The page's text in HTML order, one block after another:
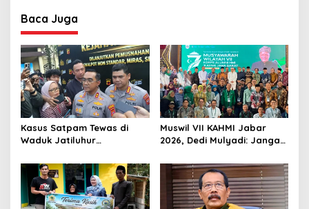
Baca Juga
Kasus Satpam Tewas di
Waduk Jatiluhur
Pelaku Lebih dari 1 Orang
Muswil VII KAHMI Jabar
2026, Dedi Mulyadi: Jangan
Digital